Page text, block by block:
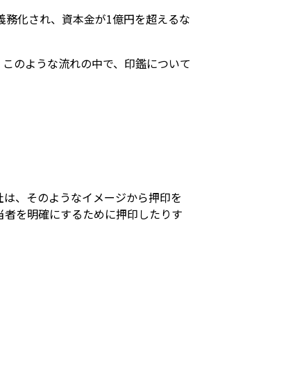
化され、資本金が1億円を超えるな
のような流れの中で、印鑑について
、そのようなイメージから押印を
を明確にするために押印したりす